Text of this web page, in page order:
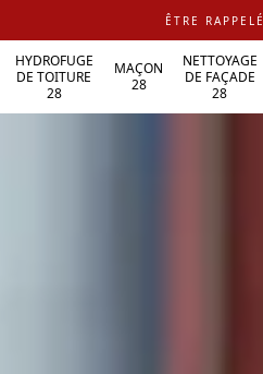
ÊTRE RAPPELÉ
HYDROFUGE
DE TOITURE
28
MAÇON
28
NETTOYAGE
DE FAÇADE
28